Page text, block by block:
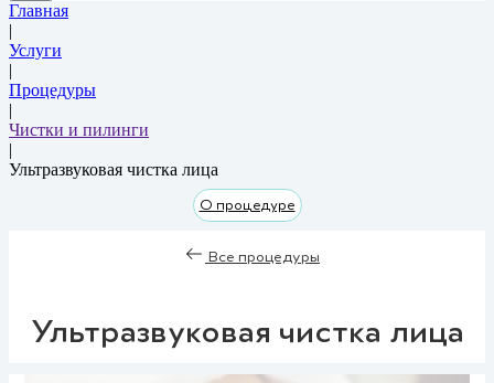
Главная
|
Услуги
|
Процедуры
|
Чистки и пилинги
|
Ультразвуковая чистка лица
О процедуре
Все процедуры
Ультразвуковая чистка лица